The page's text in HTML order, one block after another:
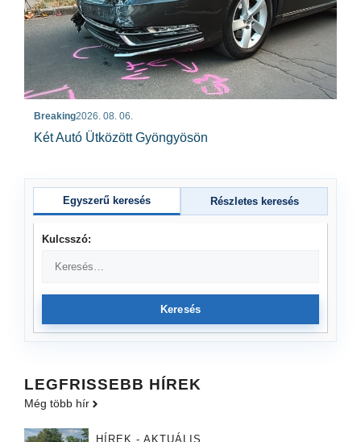
Breaking2026. 08. 06.
Két Autó Ütközött Gyöngyösön
Egyszerű keresés Részletes keresés
Kulcsszó:
Keresés
LEGFRISSEBB HÍREK
Még több hír
HÍREK - AKTUÁLIS